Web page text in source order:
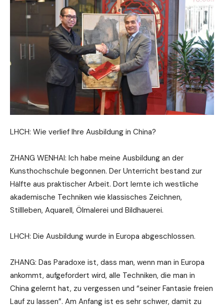
LHCH: Wie verlief Ihre Ausbildung in China?
ZHANG WENHAI: Ich habe meine Ausbildung an der
Kunsthochschule begonnen. Der Unterricht bestand zur
Hälfte aus praktischer Arbeit. Dort lernte ich westliche
akademische Techniken wie klassisches Zeichnen,
Stillleben, Aquarell, Ölmalerei und Bildhauerei.
LHCH: Die Ausbildung wurde in Europa abgeschlossen.
ZHANG: Das Paradoxe ist, dass man, wenn man in Europa
ankommt, aufgefordert wird, alle Techniken, die man in
China gelernt hat, zu vergessen und “seiner Fantasie freien
Lauf zu lassen”. Am Anfang ist es sehr schwer, damit zu